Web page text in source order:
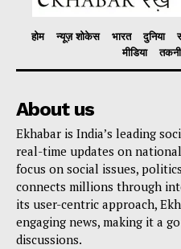
होम न्यूज़ शोकेस भारत दुनिया
मीडिया
About us
Ekhabar is India’s leading
real-time updates on
focus on social issues,
connects millions through
its user-centric approach,
engaging news, making it a
discussions.